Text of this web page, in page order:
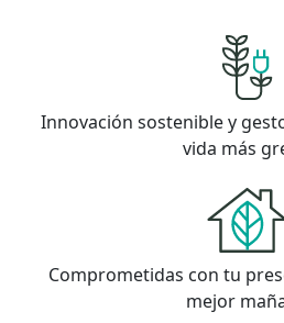
Innovación sostenible y
vida más
Comprometidas con tu
mejor